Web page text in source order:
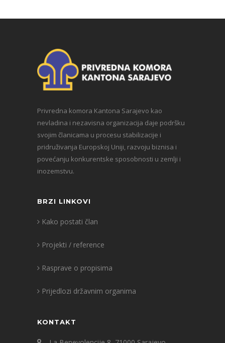
Privredna komora Kantona Sarajevo kao
nevladina i nezavisna organizacija daje podršku
svojim članicama u procesu stabilizacije i
pridruživanja Europskoj Uniji, razvoju biznisa i
povećanju konkurentske sposobnosti u zemlji i
inozemstvu.
BRZI LINKOVI
Kako postati član
Projekti / reference
Rasprave o propisima
Prijedlozi državnim organima
KONTAKT